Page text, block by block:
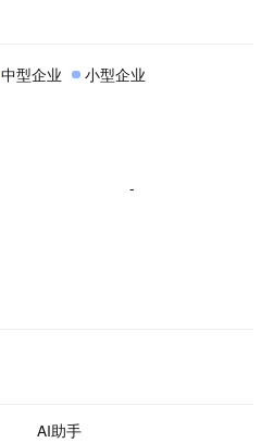
中型企业 小型企业
-
AI助手